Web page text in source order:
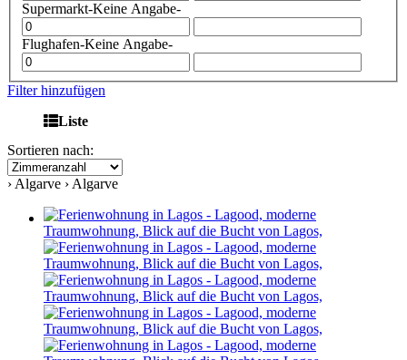
Supermarkt-Keine Angabe-
Flughafen-Keine Angabe-
Filter hinzufügen
Liste
Sortieren nach:
› Algarve › Algarve